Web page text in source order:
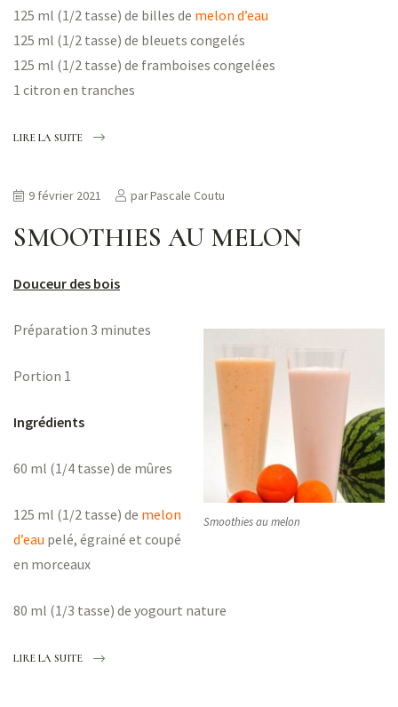
125 ml (1/2 tasse) de billes de melon d’eau
125 ml (1/2 tasse) de bleuets congelés
125 ml (1/2 tasse) de framboises congelées
1 citron en tranches
LIRE LA SUITE
SMOOTHIES AU MELON
9 février 2021 parPascale Coutu
Douceur des bois
Smoothies au melon
Préparation 3 minutes
Portion 1
Ingrédients
60 ml (1/4 tasse) de mûres
125 ml (1/2 tasse) de melon
d’eau pelé, égrainé et coupé
en morceaux
80 ml (1/3 tasse) de yogourt nature
LIRE LA SUITE